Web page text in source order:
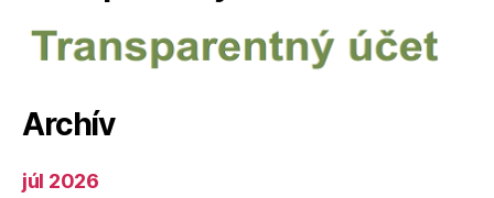
Archív
júl 2026